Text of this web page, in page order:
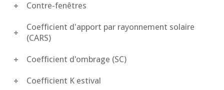
Contre-fenêtres
Coefficient d'apport par rayonnement solaire
(CARS)
Coefficient d'ombrage (SC)
Coefficient K estival